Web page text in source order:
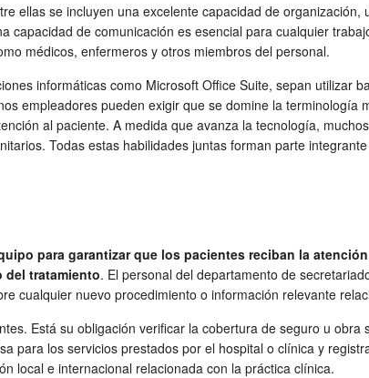
ellas se incluyen una excelente capacidad de
de comunicación es esencial para cualquier
médicos, enfermeros y otros miembros del personal.
informáticas como Microsoft Office Suite, sepan utilizar
empleadores pueden exigir que se domine la terminología
al paciente. A medida que avanza la tecnología,
Todas estas habilidades juntas forman parte
para garantizar que los pacientes reciban la
del tratamiento. El personal del departamento de
cualquier nuevo procedimiento o información relevante
Está su obligación verificar la cobertura de seguro u
para los servicios prestados por el hospital o clínica y
local e internacional relacionada con la práctica clínica.